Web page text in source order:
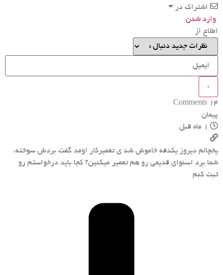
اشتراک در
وارد شدن
اطلاع از
14
پیمان
یخچالم دیروز یکدفه خاموش شد ی تعمیرکار اومد گفت بردش سوخته،
شما برد اسنوای قدیمی رو هم تعمیر میکنین؟ کجا باید درخواستم رو
ثبت کنم